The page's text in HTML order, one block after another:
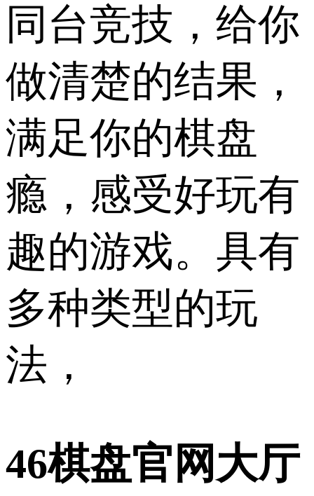
同台竞技，给你
做清楚的结果，
满足你的棋盘
瘾，感受好玩有
趣的游戏。具有
多种类型的玩
法，
46棋盘官网大厅